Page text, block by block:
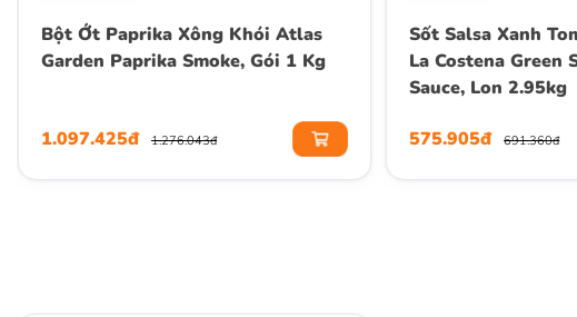
Bột Ớt Paprika Xông Khói Atlas
Garden Paprika Smoke, Gói 1 Kg
1.097.425đ 1.276.043đ
Sốt Salsa Xanh
La Costena Green
Sauce, Lon 2.95kg
575.905đ 691.360đ